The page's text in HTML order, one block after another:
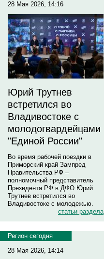
28 Мая 2026, 14:16
Юрий Трутнев
встретился во
Владивостоке с
молодогвардейцами
"Единой России"
Во время рабочей поездки в
Приморский край Зампред
Правительства РФ –
полномочный представитель
Президента РФ в ДФО Юрий
Трутнев встретился во
Владивостоке с молодежью.
статьи раздела
Регион сегодня
28 Мая 2026, 14:14